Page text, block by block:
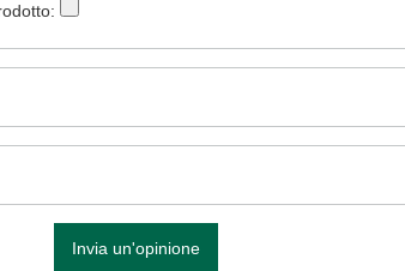
Invia un'opinione